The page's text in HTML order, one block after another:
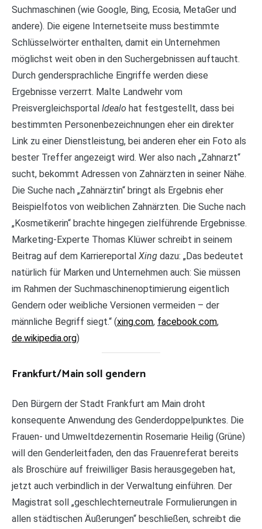
Suchmaschinen (wie Google, Bing, Ecosia, MetaGer und
andere). Die eigene Internetseite muss bestimmte
Schlüsselwörter enthalten, damit ein Unternehmen
möglichst weit oben in den Suchergebnissen auftaucht.
Durch gendersprachliche Eingriffe werden diese
Ergebnisse verzerrt. Malte Landwehr vom
Preisvergleichsportal Idealo hat festgestellt, dass bei
bestimmten Personenbezeichnungen eher ein direkter
Link zu einer Dienstleistung, bei anderen eher ein Foto als
bester Treffer angezeigt wird. Wer also nach „Zahnarzt“
sucht, bekommt Adressen von Zahnärzten in seiner Nähe.
Die Suche nach „Zahnärztin“ bringt als Ergebnis eher
Beispielfotos von weiblichen Zahnärzten. Die Suche nach
„Kosmetikerin“ brachte hingegen zielführende Ergebnisse.
Marketing-Experte Thomas Klüwer schreibt in seinem
Beitrag auf dem Karriereportal Xing dazu: „Das bedeutet
natürlich für Marken und Unternehmen auch: Sie müssen
im Rahmen der Suchmaschinenoptimierung eigentlich
Gendern oder weibliche Versionen vermeiden – der
männliche Begriff siegt.“ (xing.com, facebook.com,
de.wikipedia.org)
Frankfurt/Main soll gendern
Den Bürgern der Stadt Frankfurt am Main droht
konsequente Anwendung des Genderdoppelpunktes. Die
Frauen- und Umweltdezernentin Rosemarie Heilig (Grüne)
will den Genderleitfaden, den das Frauenreferat bereits
als Broschüre auf freiwilliger Basis herausgegeben hat,
jetzt auch verbindlich in der Verwaltung einführen. Der
Magistrat soll „geschlechterneutrale Formulierungen in
allen städtischen Äußerungen“ beschließen, schreibt die